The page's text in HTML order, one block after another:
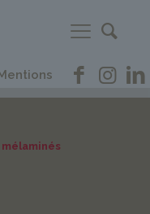
Mentions
mélaminés